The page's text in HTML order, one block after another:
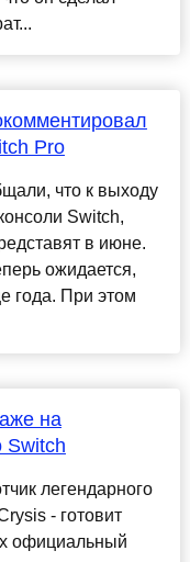
Pro
что к выходу
Switch,
в июне.
ожидается,
года. При этом
на
Switch
легендарного
- готовит
официальный